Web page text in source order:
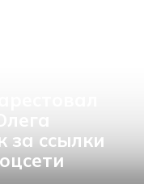
за ссылки